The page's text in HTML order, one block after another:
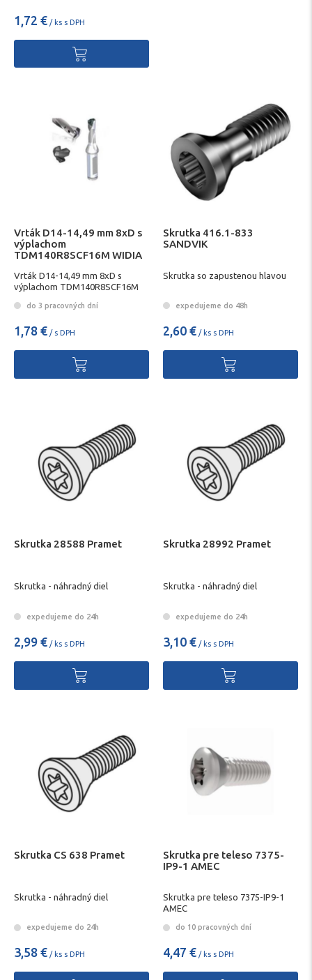
1,72 € / ks s DPH
Vrták D14-14,49 mm 8xD s
výplachom
TDM140R8SCF16M WIDIA
Vrták D14-14,49 mm 8xD s
výplachom TDM140R8SCF16M
do 3 pracovných dní
1,78 € / s DPH
Skrutka 416.1-833
SANDVIK
Skrutka so zapustenou hlavou
expedujeme do 48h
2,60 € / ks s DPH
Skrutka 28588 Pramet
Skrutka - náhradný diel
expedujeme do 24h
2,99 € / ks s DPH
Skrutka 28992 Pramet
Skrutka - náhradný diel
expedujeme do 24h
3,10 € / ks s DPH
Skrutka CS 638 Pramet
Skrutka - náhradný diel
expedujeme do 24h
3,58 € / ks s DPH
Skrutka pre teleso 7375-
IP9-1 AMEC
Skrutka pre teleso 7375-IP9-1
AMEC
do 10 pracovných dní
4,47 € / ks s DPH